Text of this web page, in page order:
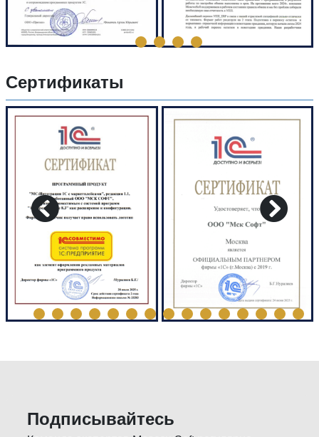
Сертификаты
Подписывайтесь